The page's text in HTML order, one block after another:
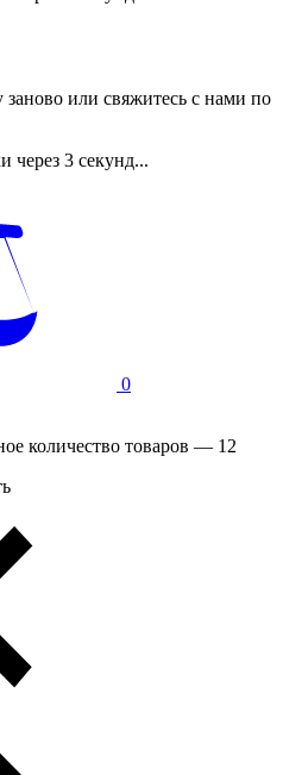
или свяжитесь с нами по
через 3 секунд...
0
количество товаров — 12